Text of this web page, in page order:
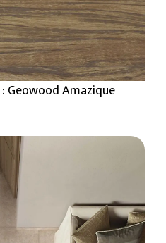
Geowood Amazique